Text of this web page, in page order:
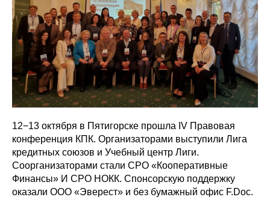
12−13 октября в Пятигорске прошла IV Правовая
конференция КПК. Организаторами выступили Лига
кредитных союзов и Учебный центр Лиги.
Соорганизаторами стали СРО «Кооперативные
Финансы» И СРО НОКК. Спонсорскую поддержку
оказали ООО «Эверест» и без бумажный офис F.Doc.